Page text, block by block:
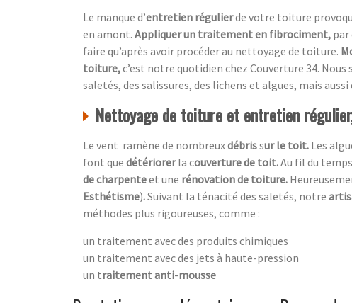
Le manque d’entretien régulierde votre toiture
en amont. Appliquer un traitement en fibrociment, par
faire qu’après avoir procéder au nettoyage de toiture.
toiture,c’est notre quotidien chez Couverture 34.
saletés, des salissures, des lichens et algues, mais aussi
Nettoyage de toiture et entretien
Le vent ramène de nombreuxdébrissur le toit. Les
font que détériorerla couverture de toit.Au fil du
de charpenteet une rénovation de toiture.
Esthétisme).Suivant la ténacité des saletés, notre
méthodes plus rigoureuses, comme :
un traitement avec des produits chimiques
un traitement avec des jets à haute-pression
un traitement anti-mousse